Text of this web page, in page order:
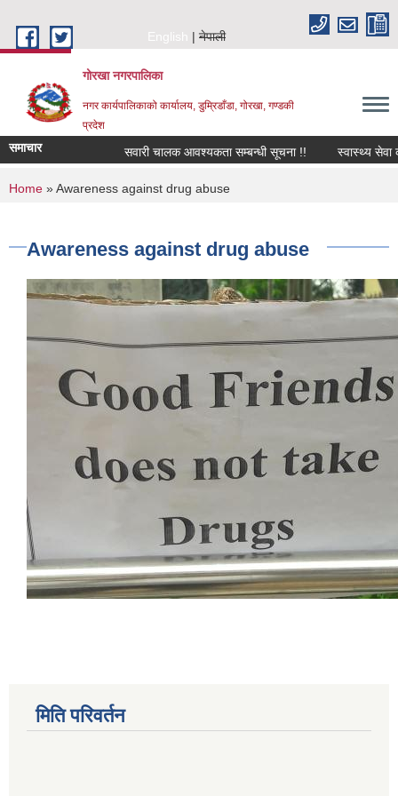
English
नेपाली
गोरखा नगरपालिका
नगर कार्यपालिकाको कार्यालय, डुम्रिडाँडा, गोरखा, गण्डकी
प्रदेश
समाचार सवारी चालक आवश्यकता सम्बन्धी सूचना !! स्वास्थ्य सेवा
You are here
Home » Awareness against drug abuse
Awareness against drug abuse
मिति परिवर्तन